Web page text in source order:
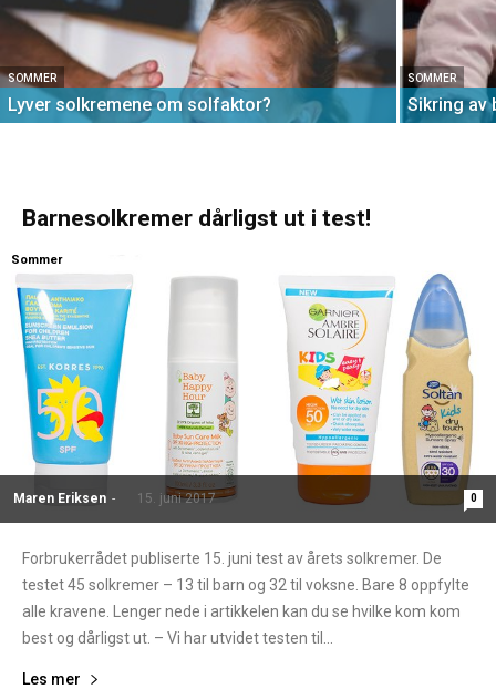
SOMMER
Lyver solkremene om solfaktor?
SOMMER
Sikring av
Barnesolkremer dårligst ut i test!
Maren Eriksen - 15. juni 2017 0
Sommer
Forbrukerrådet publiserte 15. juni test av årets solkremer. De
testet 45 solkremer – 13 til barn og 32 til voksne. Bare 8 oppfylte
alle kravene. Lenger nede i artikkelen kan du se hvilke kom kom
best og dårligst ut. – Vi har utvidet testen til...
Les mer